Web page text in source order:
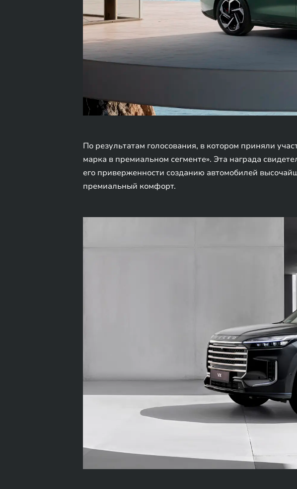
По результатам голосования, в котором приняли
марка в премиальном сегменте». Эта награда
его приверженности созданию автомобилей
премиальный комфорт.